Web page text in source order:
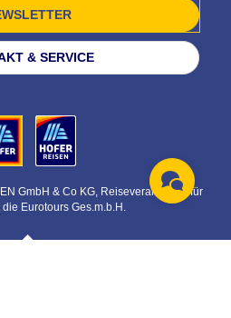
& SERVICE
GmbH & Co KG, Reiseveranstalter für
Eurotours Ges.m.b.H.